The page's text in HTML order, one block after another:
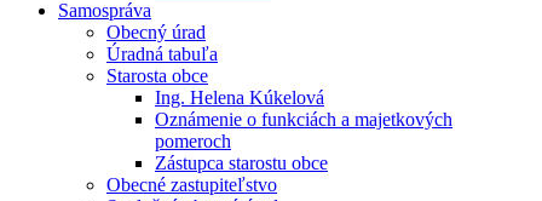
Samospráva
Obecný úrad
Úradná tabuľa
Starosta obce
Ing. Helena Kúkelová
Oznámenie o funkciách a majetkových
pomeroch
Zástupca starostu obce
Obecné zastupiteľstvo